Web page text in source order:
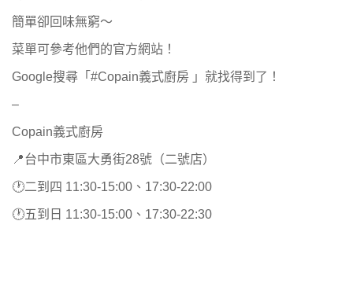
簡單卻回味無窮～
菜單可參考他們的官方網站！
Google搜尋「#Copain義式廚房 」就找得到了！
–
Copain義式廚房
📍台中市東區大勇街28號（二號店）
🕐二到四 11:30-15:00、17:30-22:00
🕐五到日 11:30-15:00、17:30-22:30